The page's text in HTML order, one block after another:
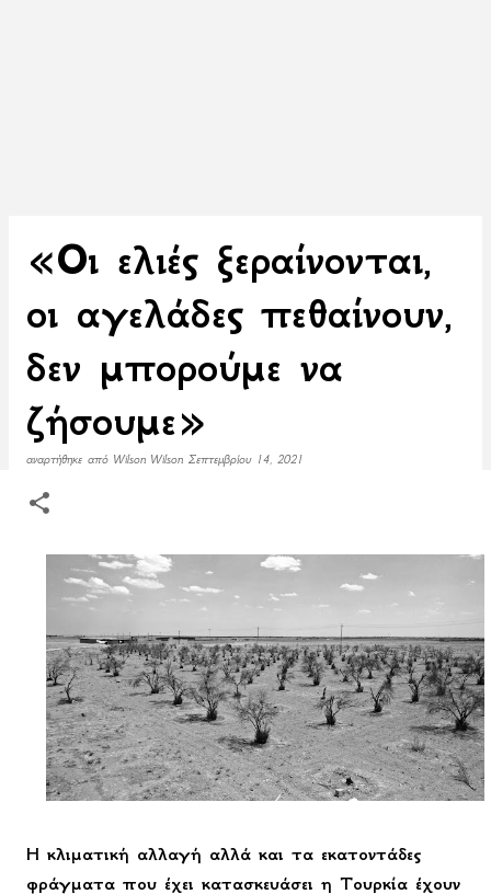
«Οι ελιές ξεραίνονται,
οι αγελάδες πεθαίνουν,
δεν μπορούμε να
ζήσουμε»
αναρτήθηκε από Wilson Wilson Σεπτεμβρίου 14, 2021
Η κλιματική αλλαγή αλλά και τα εκατοντάδες
φράγματα που έχει κατασκευάσει η Τουρκία έχουν